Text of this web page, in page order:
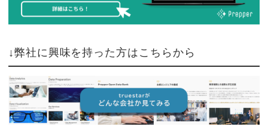
↓弊社に興味を持った方はこちらから